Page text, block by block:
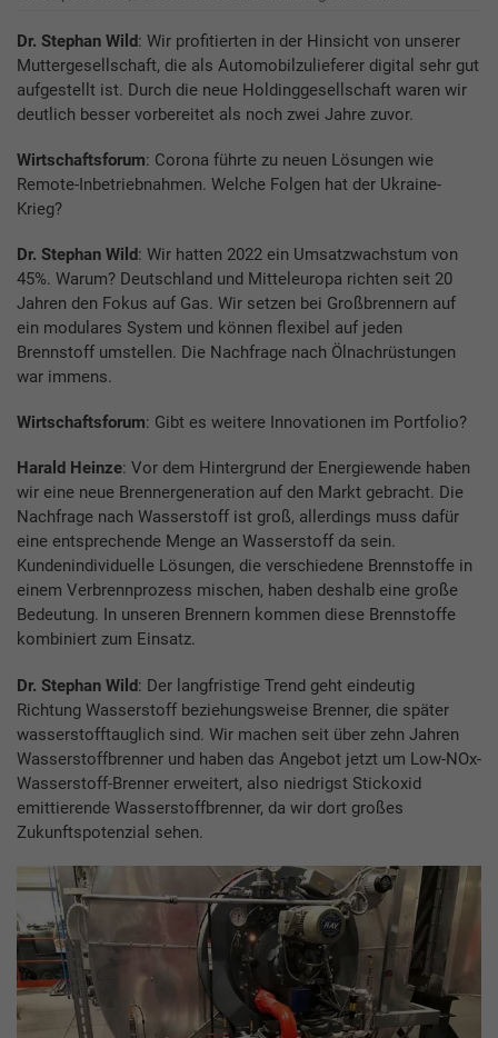
Dr. Stephan Wild: Wir profitierten in der Hinsicht von unserer
Muttergesellschaft, die als Automobilzulieferer digital sehr gut
aufgestellt ist. Durch die neue Holdinggesellschaft waren wir
deutlich besser vorbereitet als noch zwei Jahre zuvor.
Wirtschaftsforum: Corona führte zu neuen Lösungen wie
Remote-Inbetriebnahmen. Welche Folgen hat der Ukraine-
Krieg?
Dr. Stephan Wild: Wir hatten 2022 ein Umsatzwachstum von
45%. Warum? Deutschland und Mitteleuropa richten seit 20
Jahren den Fokus auf Gas. Wir setzen bei Großbrennern auf
ein modulares System und können flexibel auf jeden
Brennstoff umstellen. Die Nachfrage nach Ölnachrüstungen
war immens.
Wirtschaftsforum: Gibt es weitere Innovationen im Portfolio?
Harald Heinze: Vor dem Hintergrund der Energiewende haben
wir eine neue Brennergeneration auf den Markt gebracht. Die
Nachfrage nach Wasserstoff ist groß, allerdings muss dafür
eine entsprechende Menge an Wasserstoff da sein.
Kundenindividuelle Lösungen, die verschiedene Brennstoffe in
einem Verbrennprozess mischen, haben deshalb eine große
Bedeutung. In unseren Brennern kommen diese Brennstoffe
kombiniert zum Einsatz.
Dr. Stephan Wild: Der langfristige Trend geht eindeutig
Richtung Wasserstoff beziehungsweise Brenner, die später
wasserstofftauglich sind. Wir machen seit über zehn Jahren
Wasserstoffbrenner und haben das Angebot jetzt um Low-NOx-
Wasserstoff-Brenner erweitert, also niedrigst Stickoxid
emittierende Wasserstoffbrenner, da wir dort großes
Zukunftspotenzial sehen.